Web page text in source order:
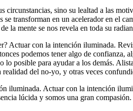
circunstancias, sino su lealtad a las
transforman en un acelerador en el
la mente se nos revela en toda su
Actuar con la intención iluminada.
podemos tener algo de
lo posible para ayudar a los demás.
realidad del no-yo, y otras veces
iluminada. Actuar con la intención
lúcida y somos una gran